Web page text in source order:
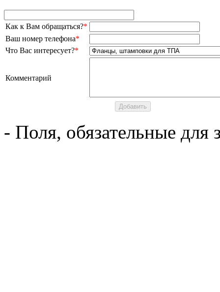
Как к Вам обращаться?*
Ваш номер телефона*
Что Вас интересует?*
Комментарий
- Поля, обязательные для